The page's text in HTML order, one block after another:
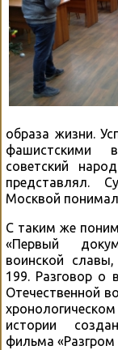
образа жизни.
фашистскими
советский
представлял.
Москвой
С таким же
«Первый
воинской
199. Разговор о
Отечественной
истории
фильма